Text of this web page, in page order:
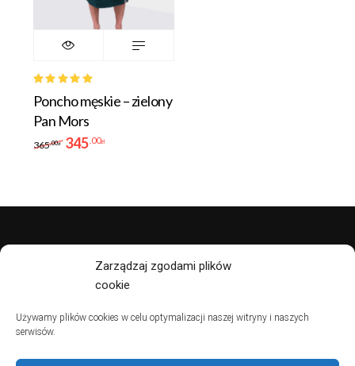
Zarządzaj zgodami plików
cookie
Używamy plików cookies w celu optymalizacji naszej witryny i naszych
serwisów.
Rated
5.00out
of 5
Poncho męskie – zielony
Pan Mors
365.00zł 345 .00zł
polityka prywatności